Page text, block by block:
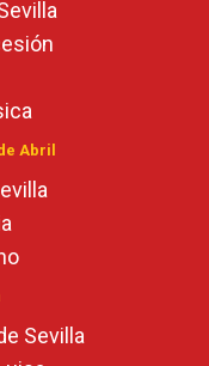
Abril
Sevilla